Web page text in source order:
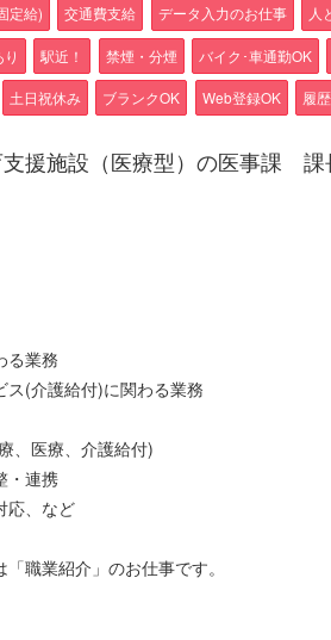
定給) 交通費支給 データ入力のお仕事 人
駅近！ 禁煙・分煙 バイク･車通勤OK
土日祝休み ブランクOK Web登録OK 履
援施設（医療型）の医事課 課
る業務
ス(介護給付)に関わる業務
、医療、介護給付)
・連携
応、など
職業紹介」のお仕事です。